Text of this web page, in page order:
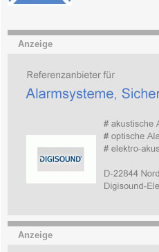
Anzeige
Anzeige